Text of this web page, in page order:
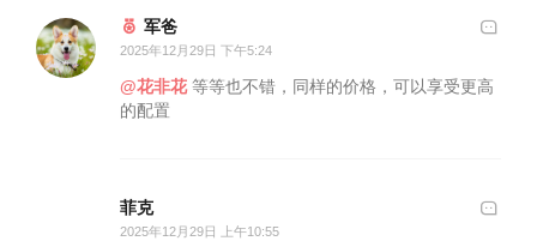
军爸
2025年12月29日 下午5:24
@花非花等等也不错，同样的价格，可以享受更高
的配置
菲克
2025年12月29日 上午10:55